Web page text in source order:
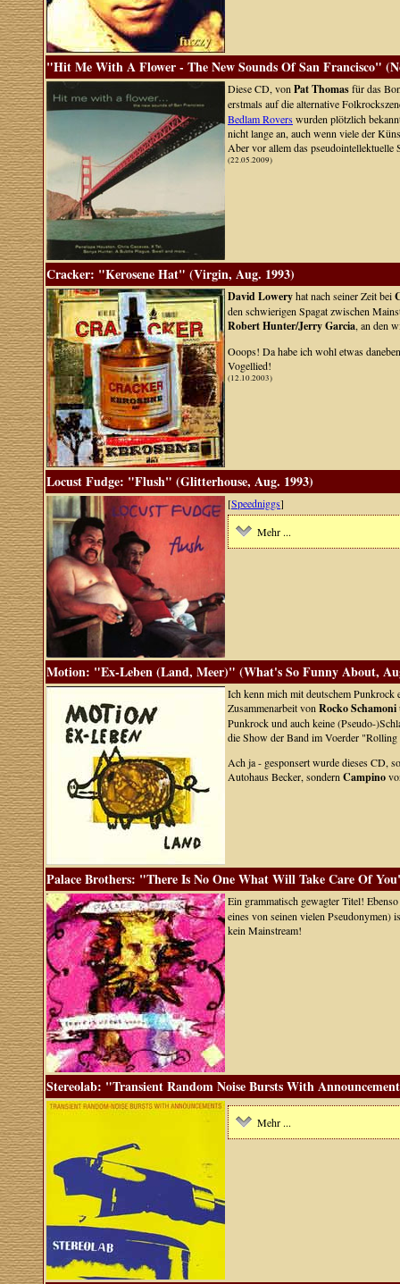
"Hit Me With A Flower - The New Sounds Of San Francisco"
Diese CD, von Pat Thomasfür das
erstmals auf die alternative
Bedlam Roverswurden plötzlich
nicht lange an, auch wenn viele der
Aber vor allem das pseudointellektuelle
(22.05.2009)
Cracker: "Kerosene Hat" (Virgin, Aug. 1993)
David Loweryhat nach seiner Zeit bei
den schwierigen Spagat zwischen
Robert Hunter/Jerry Garcia, an den
Ooops! Da habe ich wohl etwas
Vogellied!
(12.10.2003)
Locust Fudge: "Flush" (Glitterhouse, Aug. 1993)
[Speedniggs]
Mehr ...
Motion: "Ex-Leben (Land, Meer)" (What's So Funny About,
Ich kenn mich mit deutschem
Zusammenarbeit von Rocko Schamoni
Punkrock und auch keine (Pseudo-
die Show der Band im Voerder "Rolling
Ach ja - gesponsert wurde dieses CD,
Autohaus Becker, sondern Campino
Palace Brothers: "There Is No One What Will Take Care Of
Ein grammatisch gewagter Titel!
eines von seinen vielen Pseudonymen)
kein Mainstream!
Stereolab: "Transient Random Noise Bursts With
Mehr ...